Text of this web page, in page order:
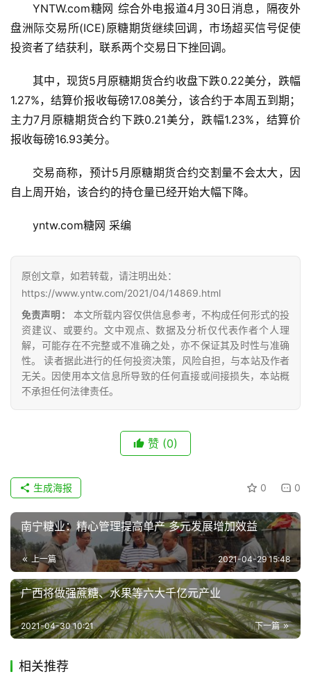
页
网
公
众
号
现
专
地
区
频
道
产
YNTW.com糖网 综合外电报道4月30日消息，隔夜外
盘洲际交易所(ICE)原糖期货继续回调，市场超买信号促使
投资者了结获利，联系两个交易日下挫回调。
其中，现货5月原糖期货合约收盘下跌0.22美分，跌幅
1.27%，结算价报收每磅17.08美分，该合约于本周五到期；
主力7月原糖期货合约下跌0.21美分，跌幅1.23%，结算价
报收每磅16.93美分。
交易商称，预计5月原糖期货合约交割量不会太大，因
自上周开始，该合约的持仓量已经开始大幅下降。
yntw.com糖网 采编
原创文章，如若转载，请注明出处：
https://www.yntw.com/2021/04/14869.html
免责声明：
本文所载内容仅供信息参考，不构成任何形式的投
资建议、或要约。文中观点、数据及分析仅代表作者个人理
解，可能存在不完整或不准确之处，亦不保证其及时性与准确
性。 读者据此进行的任何投资决策，风险自担，与本站及作者
无关。因使用本文信息所导致的任何直接或间接损失，本站概
不承担任何法律责任。
赞 (0)
0 0
生成海报
南宁糖业：精心管理提高单产 多元发展增加效益
上一篇 2021-04-29 15:48
广西将做强蔗糖、水果等六大千亿元产业
下一篇
2021-04-30 10:21
相关推荐